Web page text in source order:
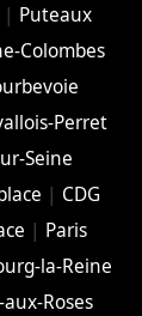
| Puteaux
Colombes
Perret
Seine
| CDG
| Paris
la-Reine
Roses